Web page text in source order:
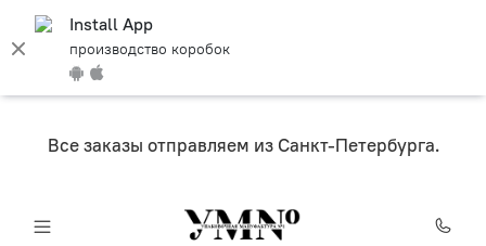
Install App
производство коробок
Все заказы отправляем из Санкт-Петербурга.